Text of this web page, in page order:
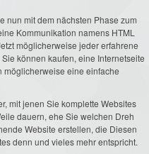
nun mit dem nächsten Phase zum
Kommunikation namens HTML
möglicherweise jeder erfahrene
können kaufen, eine Internetseite
möglicherweise eine einfache
mit jenen Sie komplette Websites
dauern, ehe Sie welchen Dreh
Website erstellen, die Diesen
denn und vieles mehr entspricht.